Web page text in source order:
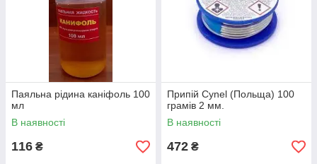
Паяльна рідина каніфоль 100
мл
В наявності
116 ₴
Припій Cynel (Польща) 100
грамів 2 мм.
В наявності
472 ₴